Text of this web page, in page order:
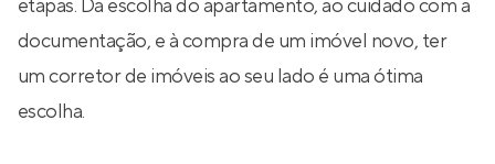
etapas. Da escolha do apartamento, ao cuidado com a
documentação, e à compra de um imóvel novo, ter
um corretor de imóveis ao seu lado é uma ótima
escolha.